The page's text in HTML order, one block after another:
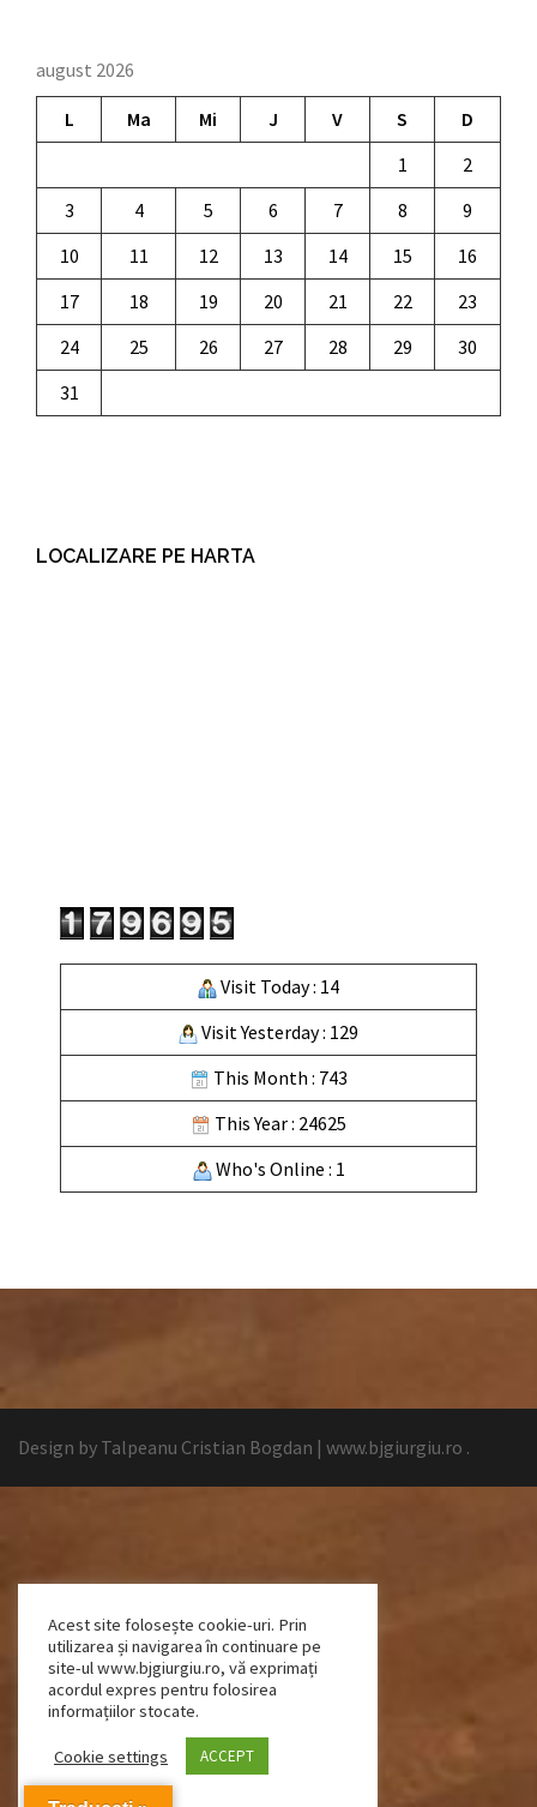
august 2026
L Ma Mi J V S
D
1
2
3
4 5 6 7 8
9
10
11 12 13 14 15
16
17
18 19 20 21 22
23
24
25 26 27 28 29
30
31
LOCALIZARE PE HARTA
Visit Today : 14
Visit Yesterday : 129
This Month : 743
This Year : 24625
Who's Online : 1
Design by Talpeanu Cristian Bogdan | www.bjgiurgiu.ro .
Acest site folosește cookie-uri. Prin
utilizarea și navigarea în continuare pe
site-ul www.bjgiurgiu.ro, vă exprimați
acordul expres pentru folosirea
informațiilor stocate.
Cookie settings ACCEPT